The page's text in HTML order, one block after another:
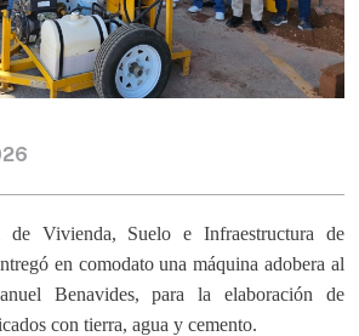
de Vivienda, Suelo e Infraestructura de
en comodato una máquina adobera al
Benavides, para la elaboración de
con tierra, agua y cemento.